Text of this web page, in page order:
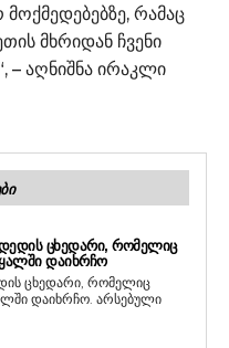
რამაც
მხრიდან ჩვენი
– აღნიშნა ირაკლი
ᲪᲮᲔᲓᲐᲠᲘ, ᲠᲝᲛᲔᲚᲘᲪ
ᲓᲐᲘᲮᲠᲩᲝ
ცხედარი, რომელიც
დაიხრჩო. არსებული